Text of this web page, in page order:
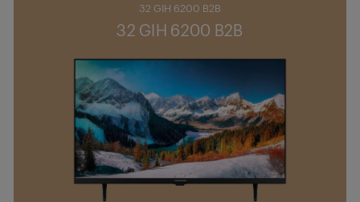
32 GIH 6200 B2B
32 GIH 6200 B2B